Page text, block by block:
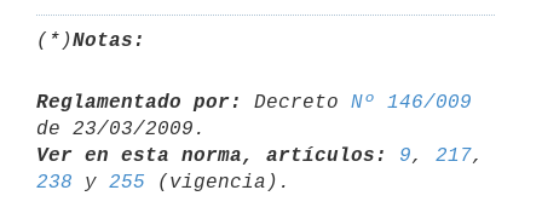
(*)Notas:
Reglamentado por: Decreto Nº 146/009
Ver en esta norma, artículos:
9, 217
238 y 255